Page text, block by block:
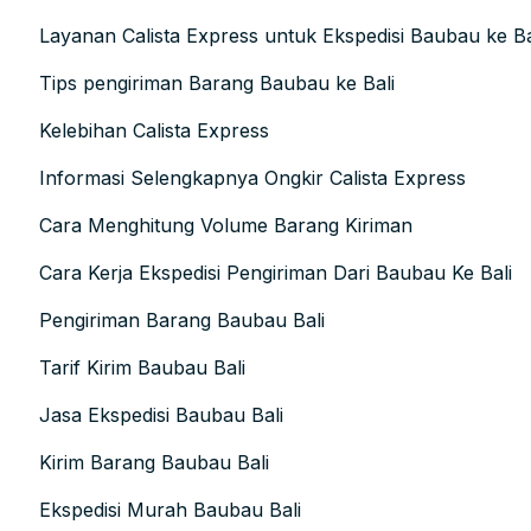
Layanan Calista Express untuk Ekspedisi Baubau ke
Tips pengiriman Barang Baubau ke Bali
Kelebihan Calista Express
Informasi Selengkapnya Ongkir Calista Express
Cara Menghitung Volume Barang Kiriman
Cara Kerja Ekspedisi Pengiriman Dari Baubau Ke Bali
Pengiriman Barang Baubau Bali
Tarif Kirim Baubau Bali
Jasa Ekspedisi Baubau Bali
Kirim Barang Baubau Bali
Ekspedisi Murah Baubau Bali